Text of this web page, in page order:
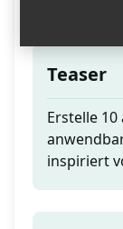
Teaser
Erstelle
inspiriert